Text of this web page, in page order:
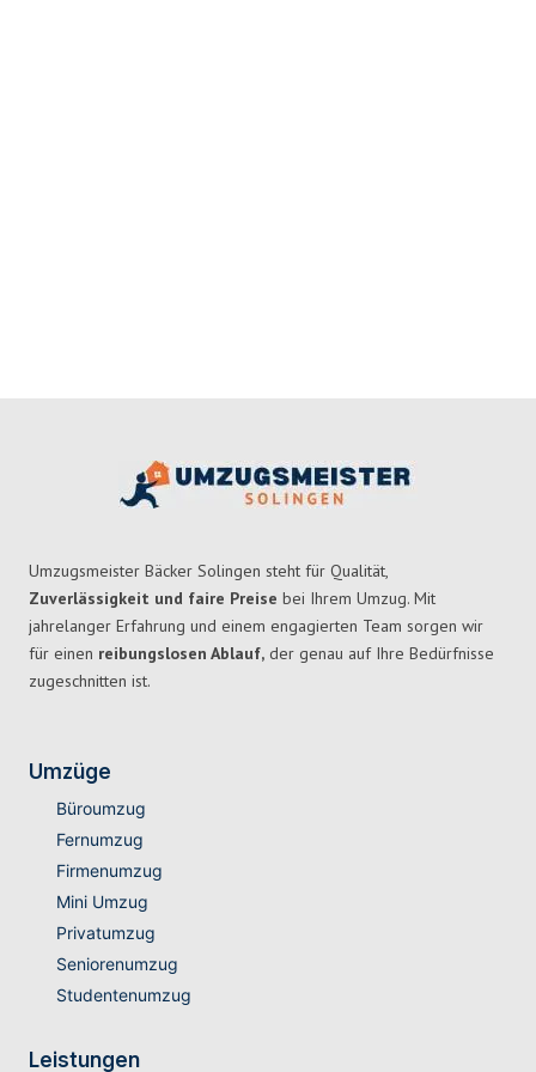
Umzugsmeister Bäcker Solingen steht für Qualität,
Zuverlässigkeit und faire Preise bei Ihrem Umzug. Mit
jahrelanger Erfahrung und einem engagierten Team sorgen wir
für einen reibungslosen Ablauf, der genau auf Ihre Bedürfnisse
zugeschnitten ist.
Umzüge
Büroumzug
Fernumzug
Firmenumzug
Mini Umzug
Privatumzug
Seniorenumzug
Studentenumzug
Leistungen